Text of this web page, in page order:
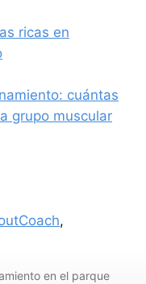
ricas en
cuántas
grupo muscular
,
en el parque